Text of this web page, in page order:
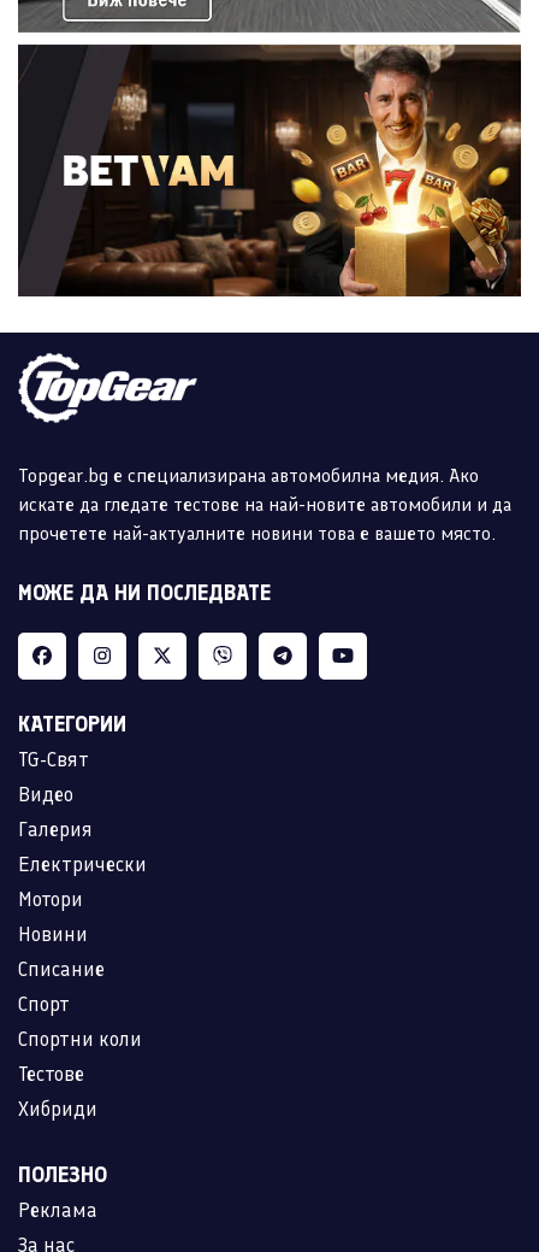
Topgear.bg е специализирана автомобилна медия. Ако
искате да гледате тестове на най-новите автомобили и да
прочетете най-актуалните новини това е вашето място.
МОЖЕ ДА НИ ПОСЛЕДВАТЕ
КАТЕГОРИИ
TG-Свят
Видео
Галерия
Електрически
Мотори
Новини
Списание
Спорт
Спортни коли
Тестове
Хибриди
ПОЛЕЗНО
Реклама
За нас